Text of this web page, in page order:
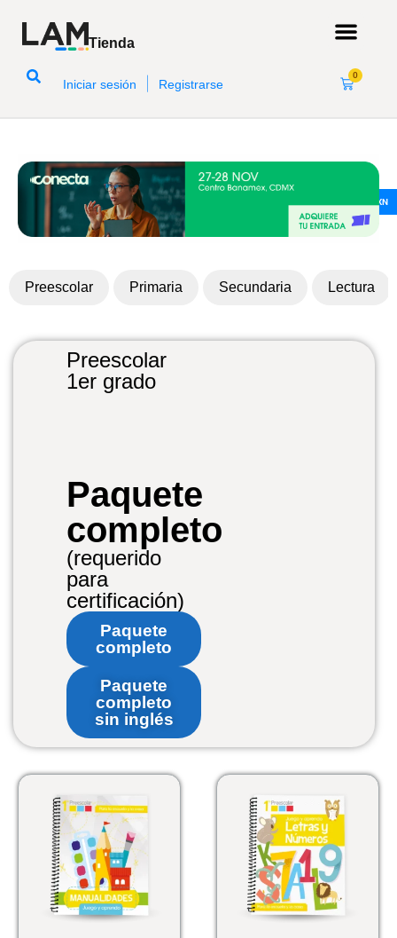
MXN
Tienda
Iniciar sesión Registrarse
0
Preescolar Primaria Secundaria Lectura
Preescolar
1er grado
Paquete
completo
(requerido
para
certificación)
Paquete
completo
Paquete
completo
sin inglés